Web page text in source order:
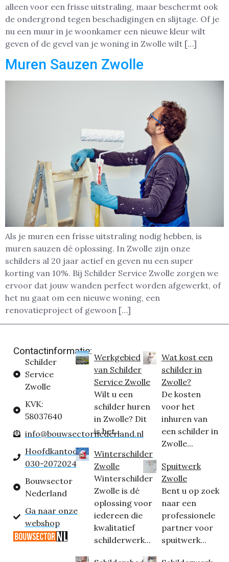
alleen voor een frisse uitstraling, maar beschermt ook
de ondergrond tegen beschadigingen en slijtage. Of je
nu een muur in je woonkamer een nieuwe kleur wilt
geven of de gevel van je woning in Zwolle wilt […]
Muren Sauzen Zwolle
Als je muren een frisse uitstraling nodig hebben, is
muren sauzen dé oplossing. In Zwolle zijn onze
schilders al 20 jaar actief en geven nu een super
korting van 10%. Bij Schilder Service Zwolle zorgen we
ervoor dat jouw wanden perfect worden afgewerkt, of
het nu gaat om een nieuwe woning, een
renovatieproject of gewoon […]
Contactinformatie:
Schilder
Service
Zwolle
KVK:
58037640
info@bouwsectornederland.nl
Hoofdkantoor:
030-2072024
Bouwsector
Nederland
Ga naar onze
webshop
Werkgebied
van Schilder
Service Zwolle
Wilt u een
schilder huren
in Zwolle? Dit
is het...
Winterschilder
Zwolle
Winterschilder
Zwolle is dé
oplossing voor
iedereen die
kwalitatief
schilderwerk...
Wat kost een
schilder in
Zwolle?
De kosten
voor het
inhuren van
een schilder in
Zwolle...
Spuitwerk
Zwolle
Bent u op zoek
naar een
professionele
partner voor
spuitwerk...